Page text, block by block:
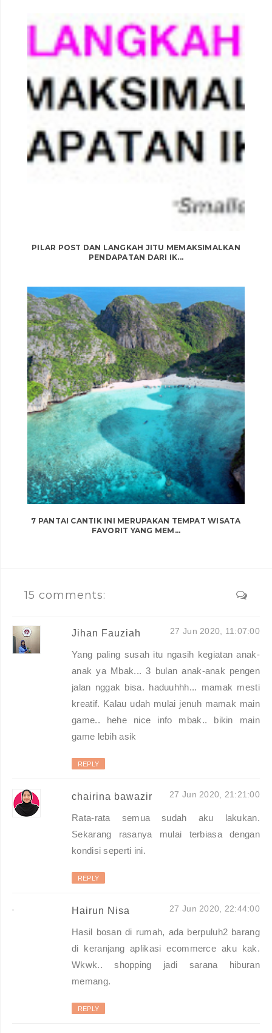
PILAR POST DAN LANGKAH JITU MEMAKSIMALKAN
PENDAPATAN DARI IK...
7 PANTAI CANTIK INI MERUPAKAN TEMPAT WISATA
FAVORIT YANG MEM...
15 comments:
Jihan Fauziah 27 Jun 2020, 11:07:00
Yang paling susah itu ngasih kegiatan anak-
anak ya Mbak... 3 bulan anak-anak pengen
jalan nggak bisa. haduuhhh... mamak mesti
kreatif. Kalau udah mulai jenuh mamak main
game.. hehe nice info mbak.. bikin main
game lebih asik
REPLY
chairina bawazir 27 Jun 2020, 21:21:00
Rata-rata semua sudah aku lakukan.
Sekarang rasanya mulai terbiasa dengan
kondisi seperti ini.
REPLY
Hairun Nisa 27 Jun 2020, 22:44:00
Hasil bosan di rumah, ada berpuluh2 barang
di keranjang aplikasi ecommerce aku kak.
Wkwk.. shopping jadi sarana hiburan
memang.
REPLY